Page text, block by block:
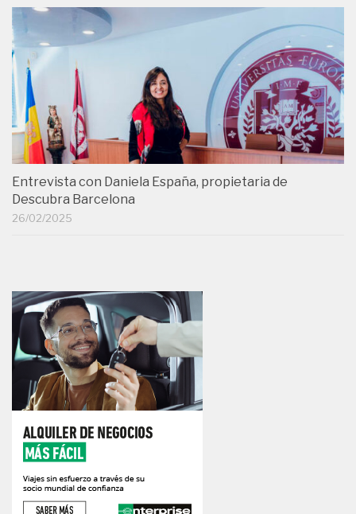
Entrevista con Daniela España, propietaria de
Descubra Barcelona
26/02/2025